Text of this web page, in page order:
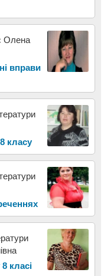
Олена
вправи
класу
класі